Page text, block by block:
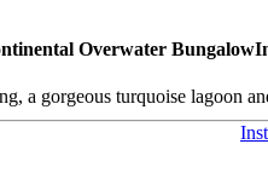
Overwater
a gorgeous turquoise lagoon